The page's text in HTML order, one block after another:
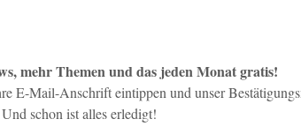
Wirtschaftsunion?
Georg Karp - 20. Dezember 2014 0
Am 1. Januar 2015 tritt die Eurasische Wirtschaftsunion